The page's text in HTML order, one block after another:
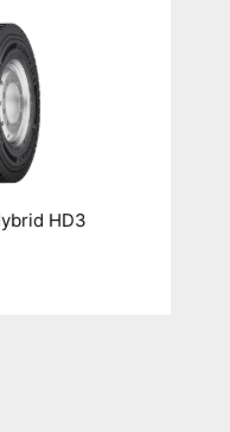
HD3